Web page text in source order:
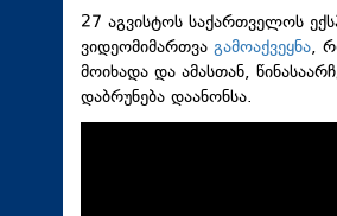
27 აგვისტოს საქართველოს
ვიდეომიმართვა გამოაქვეყნა,
მოიხადა და ამასთან,
დაბრუნება დაანონსა.